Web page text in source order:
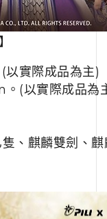
實際成品為主)
(以實際成品為
、麒麟雙劍、麒